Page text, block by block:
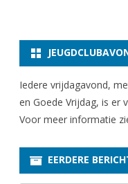
Iedere vrijdagavond,
en Goede Vrijdag, is er
Voor meer informatie
EERDERE